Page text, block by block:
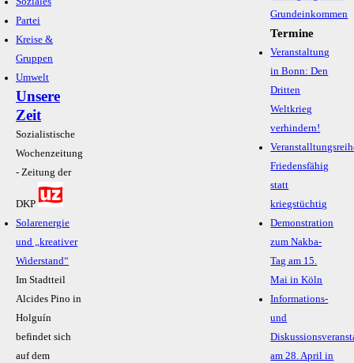
Partei
Kreise &
Gruppen
Umwelt
Unsere
Zeit
Sozialistische
Wochenzeitung
- Zeitung der
DKP
Solarenergie
und „kreativer
Widerstand“
Im Stadtteil
Alcides Pino in
Holguín
befindet sich
auf dem
Grundeinkommen
Termine
Veranstaltung
in Bonn: Den
Dritten
Weltkrieg
verhindern!
Friedensfähig
statt
kriegstüchtig
Demonstration
zum Nakba-
Tag am 15.
Mai in Köln
Informations-
und
am 28. April in